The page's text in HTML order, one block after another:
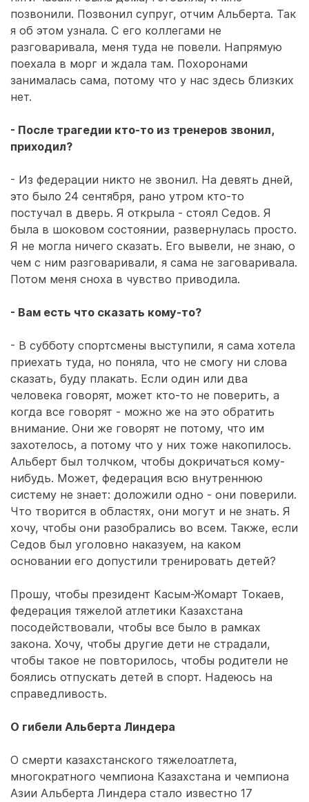
позвонили. Позвонил супруг, отчим Альберта. Так
я об этом узнала. С его коллегами не
разговаривала, меня туда не повели. Напрямую
поехала в морг и ждала там. Похоронами
занималась сама, потому что у нас здесь близких
нет.
- После трагедии кто-то из тренеров звонил,
приходил?
- Из федерации никто не звонил. На девять дней,
это было 24 сентября, рано утром кто-то
постучал в дверь. Я открыла - стоял Седов. Я
была в шоковом состоянии, развернулась просто.
Я не могла ничего сказать. Его вывели, не знаю, о
чем с ним разговаривали, я сама не заговаривала.
Потом меня сноха в чувство приводила.
- Вам есть что сказать кому-то?
- В субботу спортсмены выступили, я сама хотела
приехать туда, но поняла, что не смогу ни слова
сказать, буду плакать. Если один или два
человека говорят, может кто-то не поверить, а
когда все говорят - можно же на это обратить
внимание. Они же говорят не потому, что им
захотелось, а потому что у них тоже накопилось.
Альберт был толчком, чтобы докричаться кому-
нибудь. Может, федерация всю внутреннюю
систему не знает: доложили одно - они поверили.
Что творится в областях, они могут и не знать. Я
хочу, чтобы они разобрались во всем. Также, если
Седов был уголовно наказуем, на каком
основании его допустили тренировать детей?
Прошу, чтобы президент Касым-Жомарт Токаев,
федерация тяжелой атлетики Казахстана
посодействовали, чтобы все было в рамках
закона. Хочу, чтобы другие дети не страдали,
чтобы такое не повторилось, чтобы родители не
боялись отпускать детей в спорт. Надеюсь на
справедливость.
О гибели Альберта Линдера
О смерти казахстанского тяжелоатлета,
многократного чемпиона Казахстана и чемпиона
Азии Альберта Линдера стало известно 17